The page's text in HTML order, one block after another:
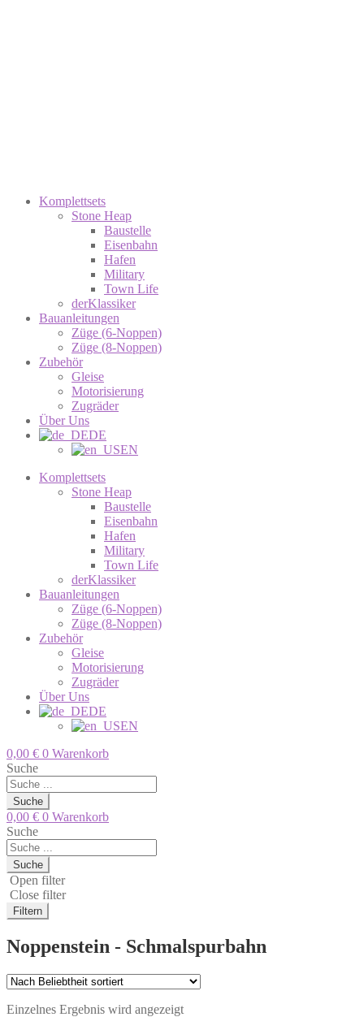
Komplettsets
Stone Heap
Baustelle
Eisenbahn
Hafen
Military
Town Life
derKlassiker
Bauanleitungen
Züge (6-Noppen)
Züge (8-Noppen)
Zubehör
Gleise
Motorisierung
Zugräder
Über Uns
DE
EN
Komplettsets
Stone Heap
Baustelle
Eisenbahn
Hafen
Military
Town Life
derKlassiker
Bauanleitungen
Züge (6-Noppen)
Züge (8-Noppen)
Zubehör
Gleise
Motorisierung
Zugräder
Über Uns
DE
EN
0,00 € 0 Warenkorb
Suche
Suche
0,00 € 0 Warenkorb
Suche
Suche
Open filter
Close filter
Filtern
Noppenstein - Schmalspurbahn
Einzelnes Ergebnis wird angezeigt